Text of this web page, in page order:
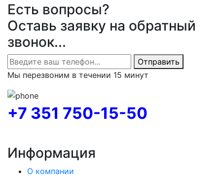
Есть вопросы?
Оставь заявку на обратный
звонок...
Отправить
Мы перезвоним в течении 15 минут
+7 351 750-15-50
Информация
О компании